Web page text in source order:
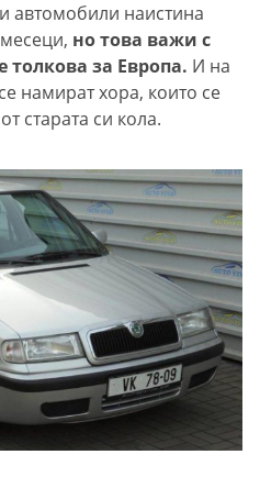
автомобили наистина
но това важи с
за Европа. И на
намират хора, които се
старата си кола.